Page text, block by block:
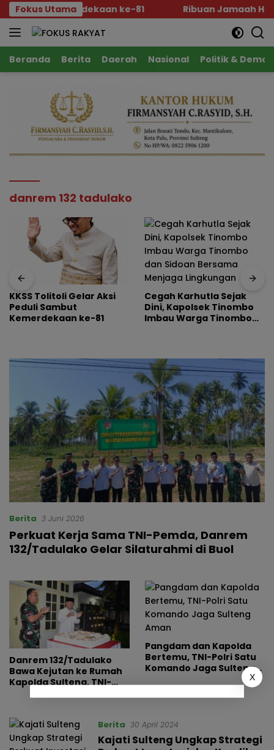
Langsung
ke
konten
Fokus Utama
Kemerdekaan ke-81 Ribuan Jamaah Hadiri
Beranda Berita Daerah Nasional Politik &
danrem 132 tadulako
KKSS Tolitoli Gelar Aksi
Peduli Sambut
Kemerdekaan ke-81
Cegah Karhutla Sejak
Dini, Kapolsek Tinombo
Imbau Warga Tinombo
Berita 3 Juni 2026
Perkuat Kerja Sama TNI-Pemda, Danrem
132/Tadulako Gelar Silaturahmi di Buol
Danrem 132/Tadulako
Bawa Kejutan ke Rumah
Kapolda Sulteng, TNI-
Bhayangkara Ke-79
Pangdam dan Kapolda
Bertemu, TNI-Polri Satu
Komando Jaga Sulteng
Berita 30 April 2024
Kajati Sulteng Ungkap Strategi
X